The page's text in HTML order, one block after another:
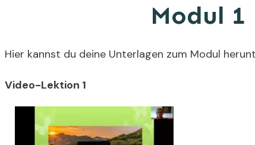
Modul 1
Hier kannst du deine Unterlagen zum Modul
Video-Lektion 1